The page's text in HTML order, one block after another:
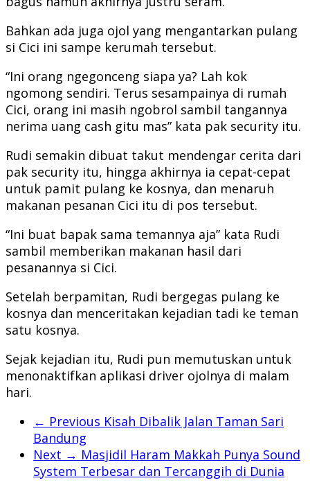
Bahkan ada juga ojol yang mengantarkan pulang
si Cici ini sampe kerumah tersebut.
“Ini orang ngegonceng siapa ya? Lah kok
ngomong sendiri. Terus sesampainya di rumah
Cici, orang ini masih ngobrol sambil tangannya
nerima uang cash gitu mas” kata pak security itu.
Rudi semakin dibuat takut mendengar cerita dari
pak security itu, hingga akhirnya ia cepat-cepat
untuk pamit pulang ke kosnya, dan menaruh
makanan pesanan Cici itu di pos tersebut.
“Ini buat bapak sama temannya aja” kata Rudi
sambil memberikan makanan hasil dari
pesanannya si Cici.
Setelah berpamitan, Rudi bergegas pulang ke
kosnya dan menceritakan kejadian tadi ke teman
satu kosnya.
Sejak kejadian itu, Rudi pun memutuskan untuk
menonaktifkan aplikasi driver ojolnya di malam
hari.
← Previous Kisah Dibalik Jalan Taman Sari
Bandung
Next → Masjidil Haram Makkah Punya Sound
System Terbesar dan Tercanggih di Dunia